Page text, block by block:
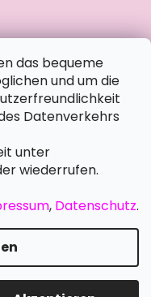
das bequeme
und um die
Datenverkehrs
unter
wiederrufen.
, Datenschutz.
Premium
Rechte vorbehalten.